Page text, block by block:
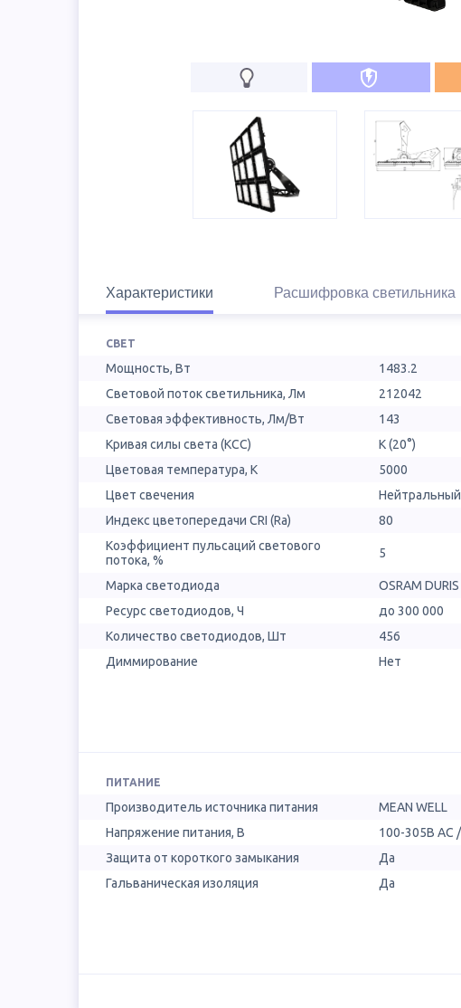
Характеристики Расшифровка светильника
СВЕТ
Мощность, Вт
1483.2
Световой поток светильника, Лм
212042
Световая эффективность, Лм/Вт
143
Кривая силы света (КСС)
К (20°)
Цветовая температура, К
5000
Цвет свечения
Индекс цветопередачи CRI (Ra)
80
Коэффициент пульсаций светового
потока, %
5
Марка светодиода
OSRAM DURIS
Ресурс светодиодов, Ч
до 300 000
Количество светодиодов, Шт
456
Диммирование
Нет
ПИТАНИЕ
Производитель источника питания
MEAN WELL
Напряжение питания, В
100-305В AC
Защита от короткого замыкания
Да
Гальваническая изоляция
Да